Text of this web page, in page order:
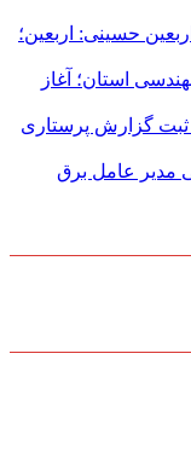
حسینی: اربعین؛
استان؛ آغاز
گزارش پرستاری
مدیر عامل برق